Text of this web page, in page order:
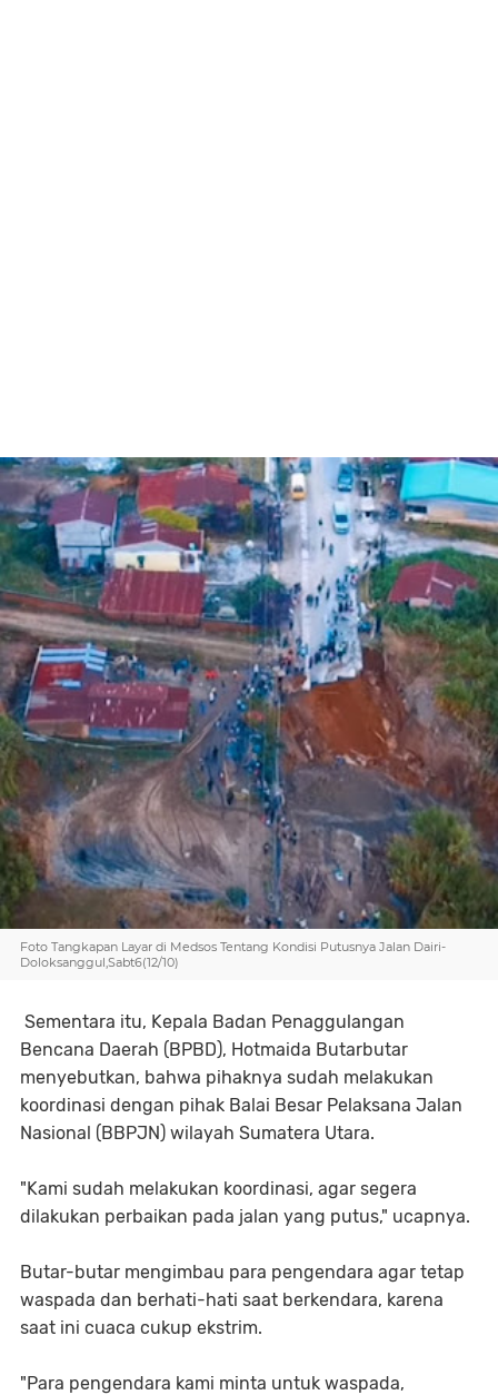
Foto Tangkapan Layar di Medsos Tentang Kondisi Putusnya Jalan Dairi-
Doloksanggul,Sabt6(12/10)
Sementara itu, Kepala Badan Penaggulangan
Bencana Daerah (BPBD), Hotmaida Butarbutar
menyebutkan, bahwa pihaknya sudah melakukan
koordinasi dengan pihak Balai Besar Pelaksana Jalan
Nasional (BBPJN) wilayah Sumatera Utara.
"Kami sudah melakukan koordinasi, agar segera
dilakukan perbaikan pada jalan yang putus," ucapnya.
Butar-butar mengimbau para pengendara agar tetap
waspada dan berhati-hati saat berkendara, karena
saat ini cuaca cukup ekstrim.
"Para pengendara kami minta untuk waspada,